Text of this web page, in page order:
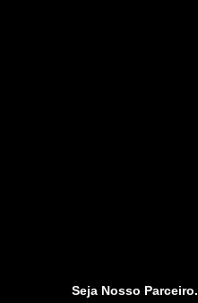
Seja Nosso Parceiro.